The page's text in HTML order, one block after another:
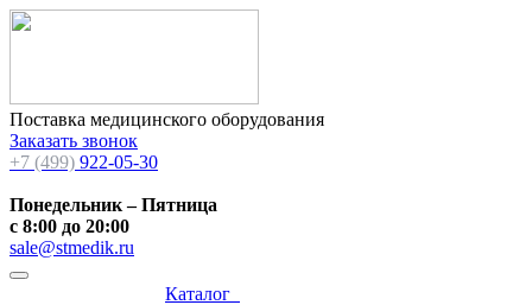
Поставка медицинского оборудования
Заказать звонок
+7 (499) 922-05-30
Понедельник – Пятница
с 8:00 до 20:00
sale@stmedik.ru
Каталог